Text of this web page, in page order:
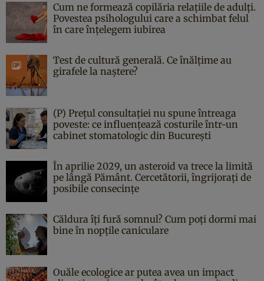
Cum ne formează copilăria relațiile de adulți.
Povestea psihologului care a schimbat felul
în care înțelegem iubirea
Test de cultură generală. Ce înălțime au
girafele la naștere?
(P) Prețul consultației nu spune întreaga
poveste: ce influențează costurile într-un
cabinet stomatologic din București
În aprilie 2029, un asteroid va trece la limită
pe lângă Pământ. Cercetătorii, îngrijorați de
posibile consecințe
Căldura îți fură somnul? Cum poți dormi mai
bine în nopțile caniculare
Ouăle ecologice ar putea avea un impact